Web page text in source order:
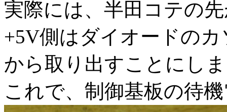
実際には、半田コテの
+5V側はダイオードのカ
から取り出すことにし
これで、制御基板の待